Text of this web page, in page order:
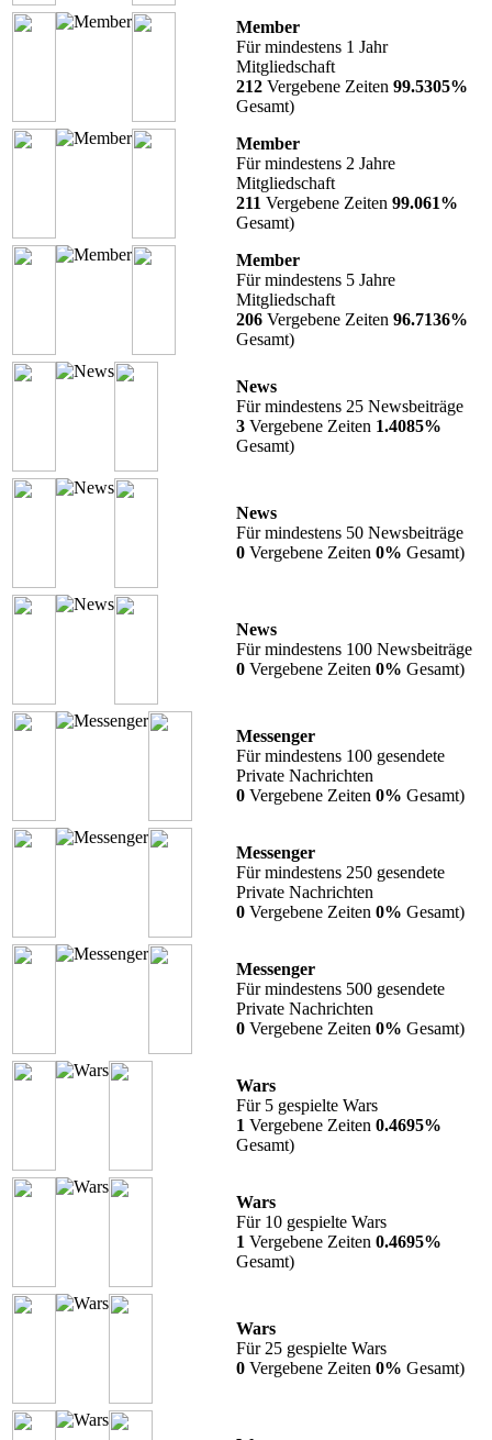
Member
Für mindestens 1 Jahr
Mitgliedschaft
212 Vergebene Zeiten 99.5305%
Gesamt)
Member
Für mindestens 2 Jahre
Mitgliedschaft
211 Vergebene Zeiten 99.061%
Gesamt)
Member
Für mindestens 5 Jahre
Mitgliedschaft
206 Vergebene Zeiten 96.7136%
Gesamt)
News
Für mindestens 25 Newsbeiträge
3 Vergebene Zeiten 1.4085%
Gesamt)
News
Für mindestens 50 Newsbeiträge
0 Vergebene Zeiten 0% Gesamt)
News
Für mindestens 100 Newsbeiträge
0 Vergebene Zeiten 0% Gesamt)
Messenger
Für mindestens 100 gesendete
Private Nachrichten
0 Vergebene Zeiten 0% Gesamt)
Messenger
Für mindestens 250 gesendete
Private Nachrichten
0 Vergebene Zeiten 0% Gesamt)
Messenger
Für mindestens 500 gesendete
Private Nachrichten
0 Vergebene Zeiten 0% Gesamt)
Wars
Für 5 gespielte Wars
1 Vergebene Zeiten 0.4695%
Gesamt)
Wars
Für 10 gespielte Wars
1 Vergebene Zeiten 0.4695%
Gesamt)
Wars
Für 25 gespielte Wars
0 Vergebene Zeiten 0% Gesamt)